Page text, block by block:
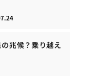
兆候？乗り越え